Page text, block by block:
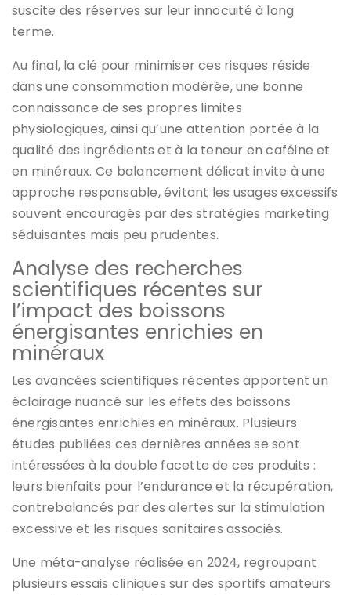
suscite des réserves sur leur innocuité à long
terme.
Au final, la clé pour minimiser ces risques réside
dans une consommation modérée, une bonne
connaissance de ses propres limites
physiologiques, ainsi qu’une attention portée à la
qualité des ingrédients et à la teneur en caféine et
en minéraux. Ce balancement délicat invite à une
approche responsable, évitant les usages excessifs
souvent encouragés par des stratégies marketing
séduisantes mais peu prudentes.
Analyse des recherches
scientifiques récentes sur
l’impact des boissons
énergisantes enrichies en
minéraux
Les avancées scientifiques récentes apportent un
éclairage nuancé sur les effets des boissons
énergisantes enrichies en minéraux. Plusieurs
études publiées ces dernières années se sont
intéressées à la double facette de ces produits :
leurs bienfaits pour l’endurance et la récupération,
contrebalancés par des alertes sur la stimulation
excessive et les risques sanitaires associés.
Une méta-analyse réalisée en 2024, regroupant
plusieurs essais cliniques sur des sportifs amateurs